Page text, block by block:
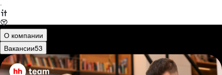
·
О компании
Вакансии53